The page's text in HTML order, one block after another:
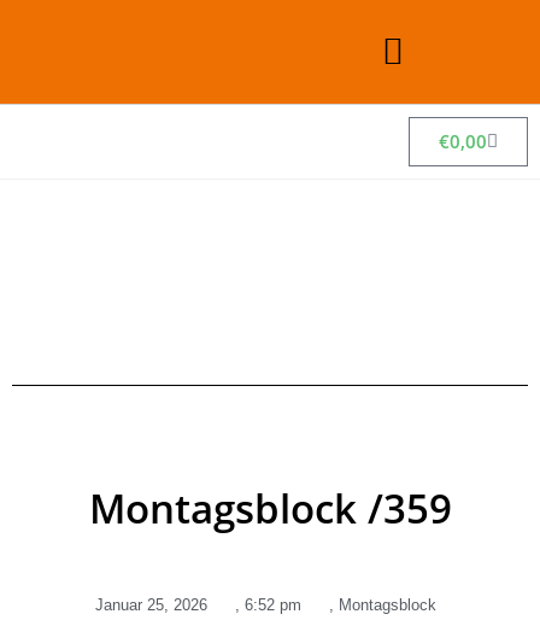
€0,00
Montagsblock /359
Januar 25, 2026 , 6:52 pm , Montagsblock